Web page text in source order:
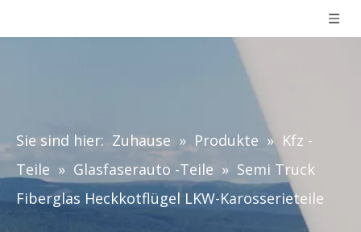
Sie sind hier: Zuhause » Produkte » Kfz -
Teile » Glasfaserauto -Teile » Semi Truck
Fiberglas Heckkotflügel LKW-Karosserieteile